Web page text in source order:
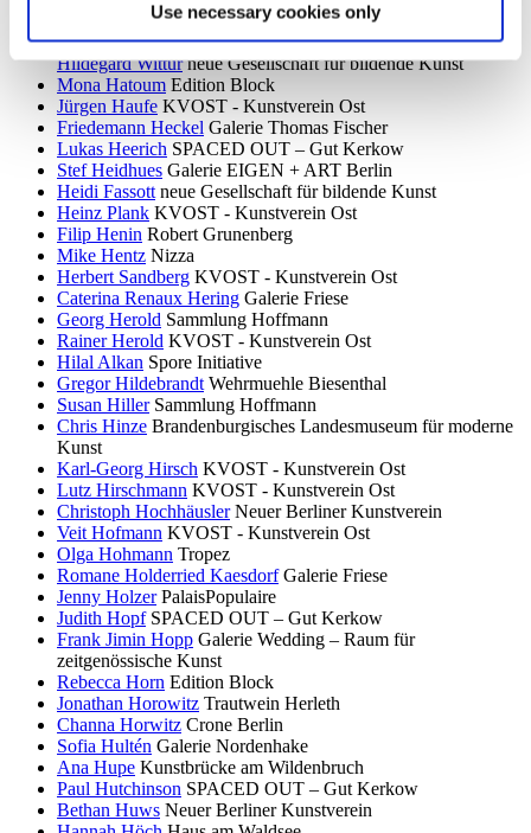
Use necessary cookies only
KVOST - Kunstverein Ost
Harald Krainer, Lutz Marx, Herbert Meyer, Veronika Patzuda,
Hildegard Wittur neue Gesellschaft für bildende Kunst
Mona Hatoum Edition Block
Jürgen Haufe KVOST - Kunstverein Ost
Friedemann Heckel Galerie Thomas Fischer
Lukas Heerich SPACED OUT – Gut Kerkow
Stef Heidhues Galerie EIGEN + ART Berlin
Heidi Fassott neue Gesellschaft für bildende Kunst
Heinz Plank KVOST - Kunstverein Ost
Filip Henin Robert Grunenberg
Mike Hentz Nizza
Herbert Sandberg KVOST - Kunstverein Ost
Caterina Renaux Hering Galerie Friese
Georg Herold Sammlung Hoffmann
Rainer Herold KVOST - Kunstverein Ost
Hilal Alkan Spore Initiative
Gregor Hildebrandt Wehrmuehle Biesenthal
Susan Hiller Sammlung Hoffmann
Chris Hinze Brandenburgisches Landesmuseum für moderne
Kunst
Karl-Georg Hirsch KVOST - Kunstverein Ost
Lutz Hirschmann KVOST - Kunstverein Ost
Christoph Hochhäusler Neuer Berliner Kunstverein
Veit Hofmann KVOST - Kunstverein Ost
Olga Hohmann Tropez
Romane Holderried Kaesdorf Galerie Friese
Jenny Holzer PalaisPopulaire
Judith Hopf SPACED OUT – Gut Kerkow
Frank Jimin Hopp Galerie Wedding – Raum für
zeitgenössische Kunst
Rebecca Horn Edition Block
Jonathan Horowitz Trautwein Herleth
Channa Horwitz Crone Berlin
Sofia Hultén Galerie Nordenhake
Ana Hupe Kunstbrücke am Wildenbruch
Paul Hutchinson SPACED OUT – Gut Kerkow
Bethan Huws Neuer Berliner Kunstverein